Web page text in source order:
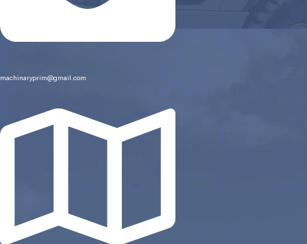
machinaryprim@gmail.com